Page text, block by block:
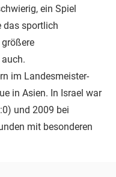
ein Spiel
das sportlich
im Landesmeister-
in Asien. In Israel war
und 2009 bei
mit besonderen